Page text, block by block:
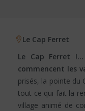
Le Cap Ferret
Le Cap Ferret
commencent les
prisés, la pointe du
tout ce qui fait la
village animé de